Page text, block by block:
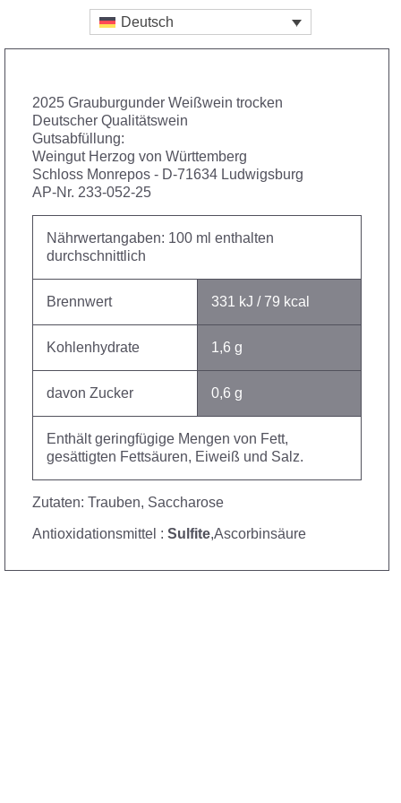
Deutsch
2025 Grauburgunder Weißwein trocken
Deutscher Qualitätswein
Gutsabfüllung:
Weingut Herzog von Württemberg
Schloss Monrepos - D-71634 Ludwigsburg
AP-Nr. 233-052-25
Nährwertangaben: 100 ml enthalten
durchschnittlich
Brennwert 331 kJ / 79 kcal
Kohlenhydrate 1,6 g
davon Zucker 0,6 g
Enthält geringfügige Mengen von Fett,
gesättigten Fettsäuren, Eiweiß und Salz.
Zutaten: Trauben, Saccharose
Antioxidationsmittel : Sulfite,Ascorbinsäure